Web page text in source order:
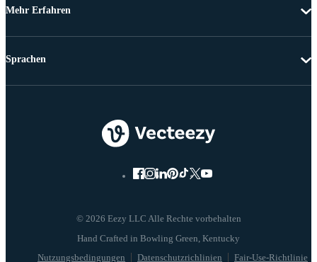
Mehr Erfahren
© 2026 Eezy LLC Alle Rechte vorbehalten
Nutzungsbedingungen Datenschutzrichlinien Fair-Use-Richtlinie
Sprachen